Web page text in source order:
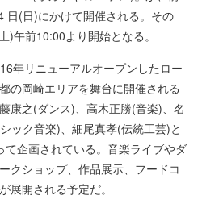
日(日)にかけて開催される。その
)午前10:00より開始となる。
年リニューアルオープンしたロー
の岡崎エリアを舞台に開催される
康之(ダンス)、高木正勝(音楽)、名
ック音楽)、細尾真孝(伝統工芸)と
企画されている。音楽ライブやダ
クショップ、作品展示、フードコ
展開される予定だ。